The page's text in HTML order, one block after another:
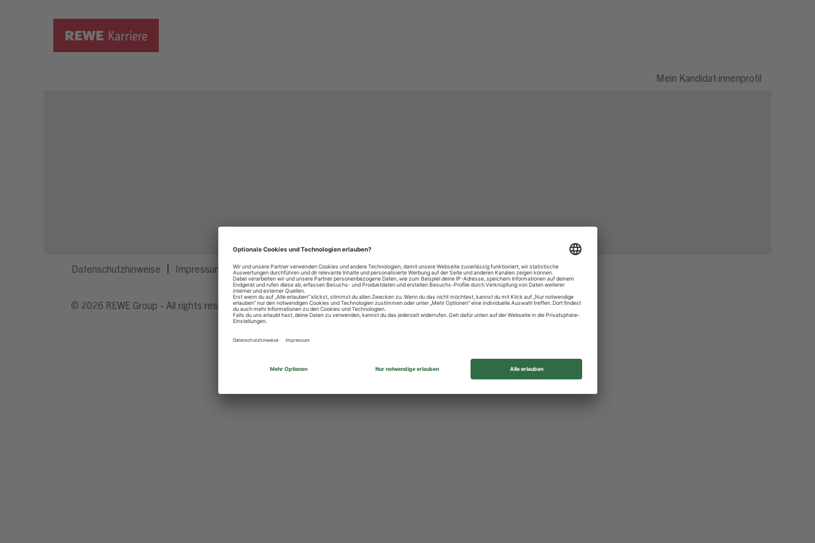
Mein Kandidat:innenprofil
Datenschutzhinweise Impressum Privatsphäre-Einstellungen
© 2026 REWE Group - All rights reserved